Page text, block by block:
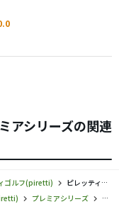
アシリーズの関連
ゴルフ(piretti)
ピレッティゴルフ／プレミアシリーズ／パターの口コミ評価
プレミアシリーズ ピレ